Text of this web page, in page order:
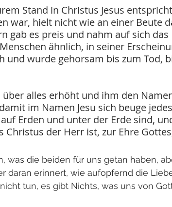
Stand in Christus Jesus
war, hielt nicht wie an einer Beute
gab es preis und nahm auf sich das
ähnlich, in seiner
und wurde gehorsam bis zum Tod,
alles erhöht und ihm den
im Namen Jesu sich beuge
Erden und unter der Erde sind,
Christus der Herr ist, zur Ehre
was die beiden für uns getan haben,
daran erinnert, wie aufopfernd die
tun, es gibt Nichts, was uns von